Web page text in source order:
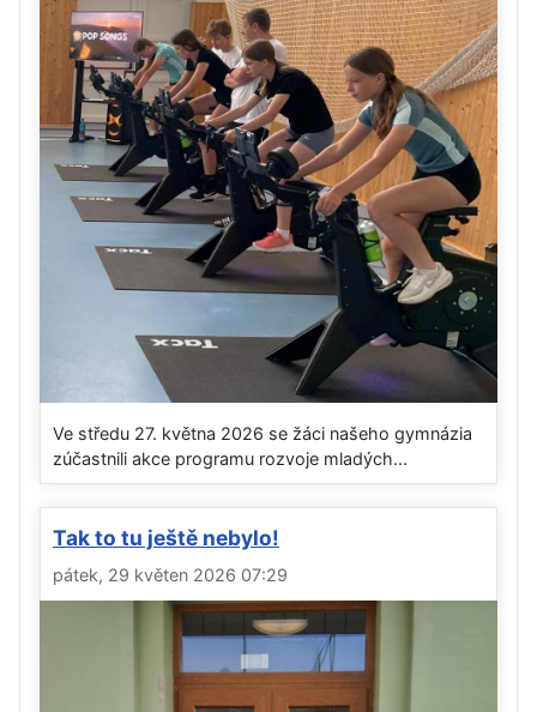
Ve středu 27. května 2026 se žáci našeho gymnázia
zúčastnili akce programu rozvoje mladých...
Tak to tu ještě nebylo!
pátek, 29 květen 2026 07:29